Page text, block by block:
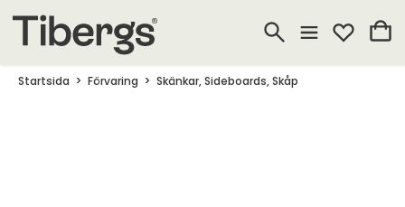
Startsida Förvaring Skänkar, Sideboards, Skåp